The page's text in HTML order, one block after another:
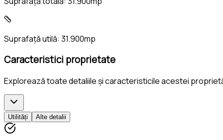
Suprafață utilă: 31.900mp
Caracteristici proprietate
Explorează toate detaliile și caracteristicile acestei
Utilități Alte detalii